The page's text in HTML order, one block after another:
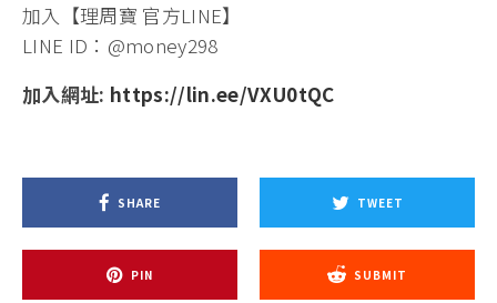
加入【理周寶 官方LINE】
LINE ID：@money298
加入網址: https://lin.ee/VXU0tQC
SHARE TWEET
PIN SUBMIT